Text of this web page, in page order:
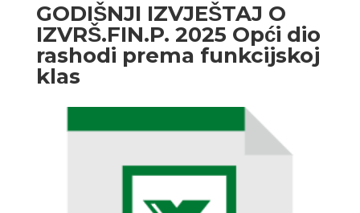
GODIŠNJI IZVJEŠTAJ O
IZVRŠ.FIN.P. 2025 Opći dio
rashodi prema funkcijskoj
klas